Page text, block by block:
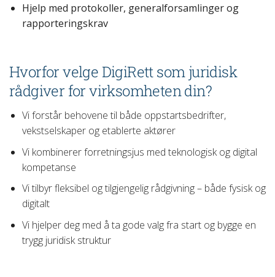
Hjelp med protokoller, generalforsamlinger og
rapporteringskrav
Hvorfor velge DigiRett som juridisk
rådgiver for virksomheten din?
Vi forstår behovene til både oppstartsbedrifter,
vekstselskaper og etablerte aktører
Vi kombinerer forretningsjus med teknologisk og digital
kompetanse
Vi tilbyr fleksibel og tilgjengelig rådgivning – både fysisk og
digitalt
Vi hjelper deg med å ta gode valg fra start og bygge en
trygg juridisk struktur